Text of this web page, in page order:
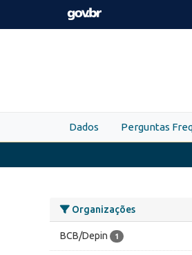
Skip to main content
Dados Perguntas
Organizações
BCB/Depin 1